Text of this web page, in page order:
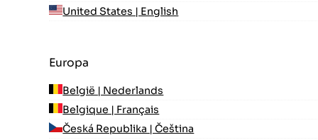
United States | English
Europa
België | Nederlands
Belgique | Français
Česká Republika | Čeština